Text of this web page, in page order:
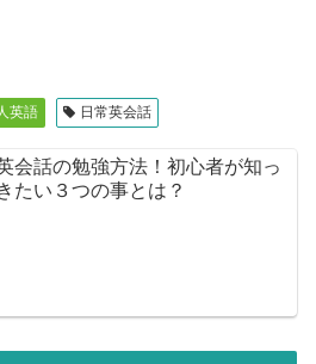
英語 日常英会話
会話の勉強方法！初心者が知っ
たい３つの事とは？